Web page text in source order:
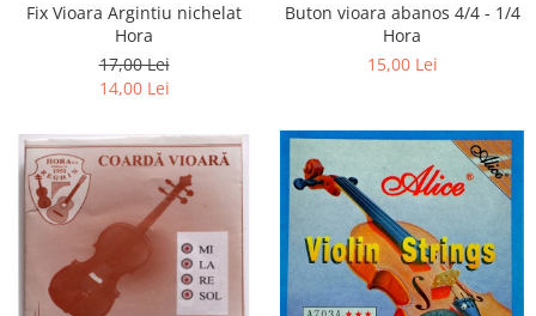
Oboi
Triole / Melodica
Trompete Bb
Trompete C
Trompete de buzunar
Trompete piccolo
Tuba
Fix Vioara Argintiu nichelat
Hora
17,00 Lei
14,00 Lei
Buton vioara abanos 4/4 - 1/4
Hora
15,00 Lei